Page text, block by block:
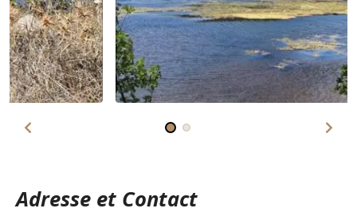
Adresse et Contact